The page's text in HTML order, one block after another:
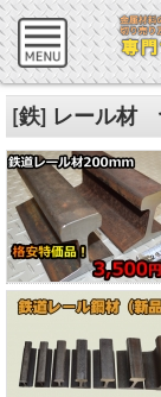
[鉄] レール材